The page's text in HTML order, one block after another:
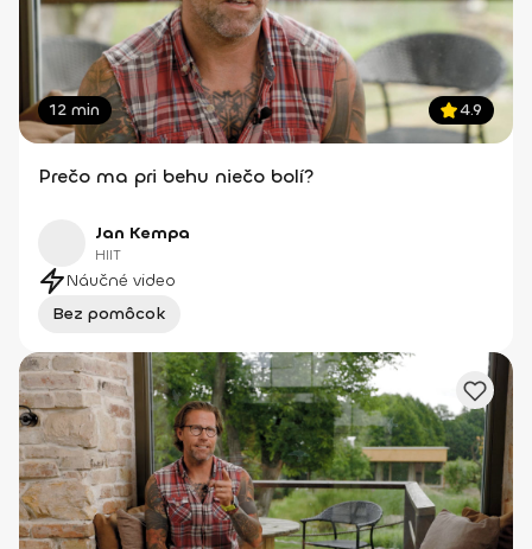
12 min 4.9
Prečo ma pri behu niečo bolí?
Jan Kempa
HIIT
Náučné video
Bez pomôcok